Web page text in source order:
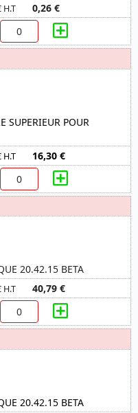
H.T 0,26 €
SUPERIEUR POUR
H.T 16,30 €
20.42.15 BETA
H.T 40,79 €
20.42.15 BETA